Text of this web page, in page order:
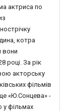
актриса по
котра
вони
році. За рік
акторську
фільмів
«Ю.Сонцева» -
у фільмах